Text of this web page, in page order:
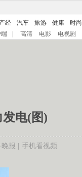
产经 汽车 旅游 健康 时尚
端 高清 电影 电视剧
电(图)
报 | 手机看视频